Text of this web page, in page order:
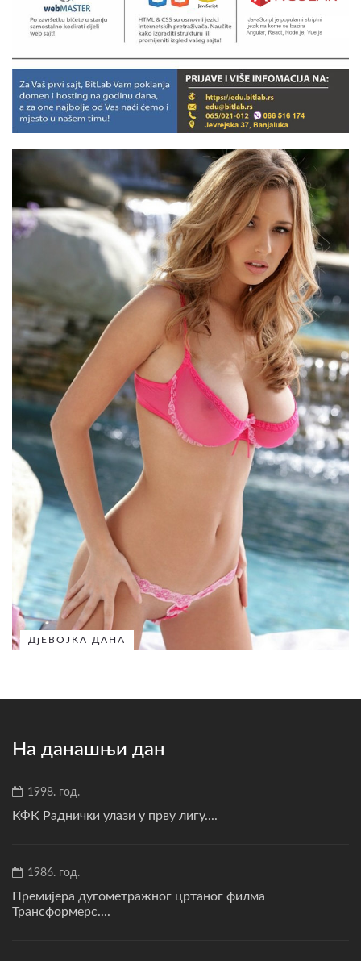
ДјЕВОЈКА ДАНА
На данашњи дан
1998. год.
КФК Раднички улази у прву лигу....
1986. год.
Премијера дугометражног цртаног филма
Трансформерс....